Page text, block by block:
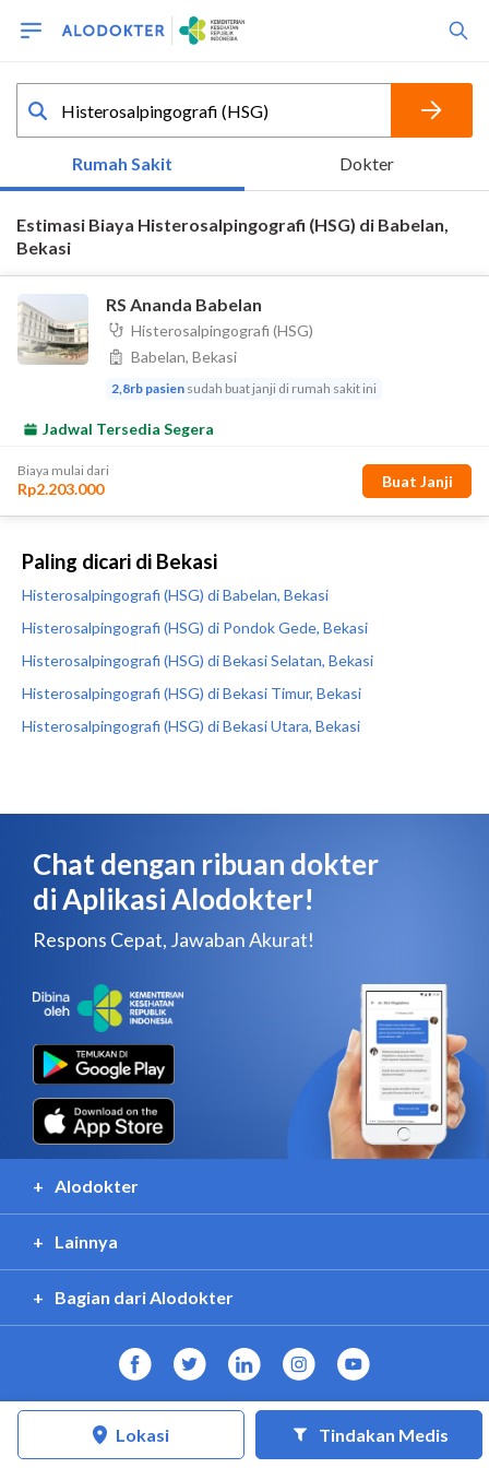
Paling dicari di Bekasi
Histerosalpingografi (HSG) di Babelan, Bekasi
Histerosalpingografi (HSG) di Pondok Gede, Bekasi
Histerosalpingografi (HSG) di Bekasi Selatan, Bekasi
Histerosalpingografi (HSG) di Bekasi Timur, Bekasi
Histerosalpingografi (HSG) di Bekasi Utara, Bekasi